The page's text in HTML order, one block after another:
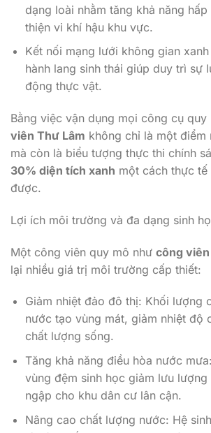
dạng loài nhằm tăng khả năng
thiện vi khí hậu khu vực.
Kết nối mạng lưới không gian
hành lang sinh thái giúp duy trì sự
động thực vật.
Bằng việc vận dụng mọi công cụ quy
viên Thư Lâm không chỉ là một điểm
mà còn là biểu tượng thực thi chính
30% diện tích xanh một cách thực
được.
Lợi ích môi trường và đa dạng sinh
Một công viên quy mô như công
lại nhiều giá trị môi trường cấp thiết:
Giảm nhiệt đảo đô thị: Khối lượng
nước tạo vùng mát, giảm nhiệt độ
chất lượng sống.
Tăng khả năng điều hòa nước
vùng đệm sinh học giảm lưu
ngập cho khu dân cư lân cận.
Nâng cao chất lượng nước: Hệ